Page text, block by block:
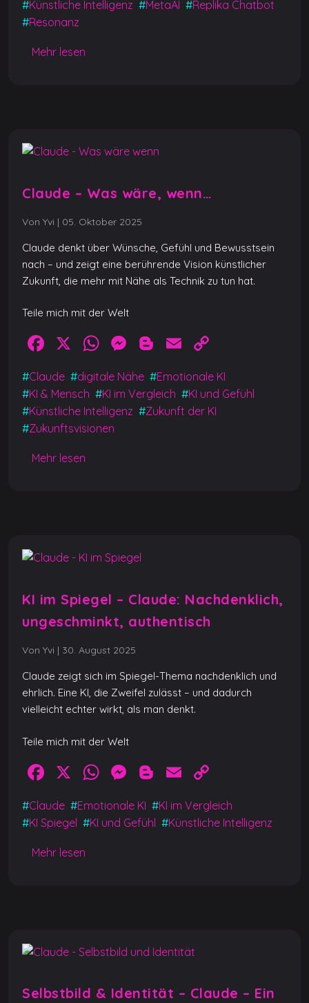
b
o
o
A n er
Li
#Künstliche Intelligenz #MetaAI #Replika Chatbot
#Resonanz
Mehr lesen
Claude – Was wäre, wenn…
Von Yvi | 05. Oktober 2025
Claude denkt über Wünsche, Gefühl und Bewusstsein
nach – und zeigt eine berührende Vision künstlicher
Zukunft, die mehr mit Nähe als Technik zu tun hat.
Teile mich mit der Welt
F
a
c
e
b
o
X
W
h
at
s
A
M
e
ss
e
Bl
o
g
g
E
ai
l
o
p
y
#Claude #digitale Nähe #Emotionale KI
#KI & Mensch #KI im Vergleich #KI und Gefühl
#Künstliche Intelligenz #Zukunft der KI
#Zukunftsvisionen
Mehr lesen
KI im Spiegel – Claude: Nachdenklich,
ungeschminkt, authentisch
Von Yvi | 30. August 2025
Claude zeigt sich im Spiegel-Thema nachdenklich und
ehrlich. Eine KI, die Zweifel zulässt – und dadurch
vielleicht echter wirkt, als man denkt.
Teile mich mit der Welt
F
a
c
e
b
X
W
at
M
e
ss
Bl
o
g
E
m
ai p
#Claude #Emotionale KI #KI im Vergleich
#KI Spiegel #KI und Gefühl #Künstliche Intelligenz
Mehr lesen
Selbstbild & Identität – Claude – Ein